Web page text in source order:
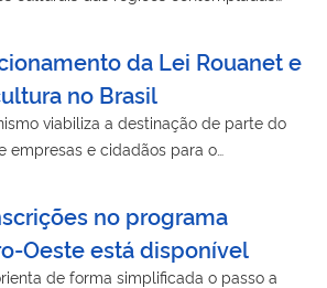
da Lei Rouanet e
no Brasil
viabiliza a destinação de parte do
empresas e cidadãos para o
no programa
Oeste está disponível
de forma simplificada o passo a